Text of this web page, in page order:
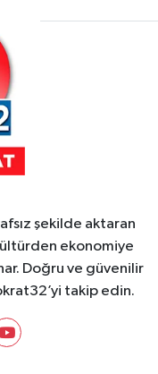
şekilde aktaran
ekonomiye
Doğru ve güvenilir
takip edin.